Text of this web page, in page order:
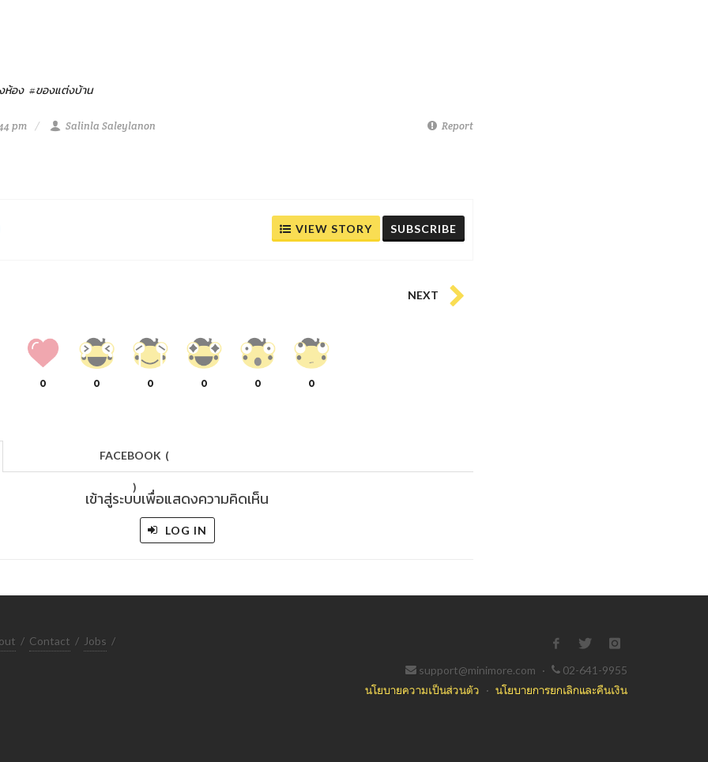
ห้อง #ของแต่งบ้าน
pm Salinla Saleylanon Report
VIEW STORY SUBSCRIBE
NEXT
0 0 0 0 0 0
FACEBOOK (
)
เข้าสู่ระบบเพื่อแสดงความคิดเห็น
LOG IN
/ Contact / Jobs /
support@minimore.com ·
02-641-9955
นโยบายความเป็นส่วนตัว · นโยบายการยกเลิกและคืนเงิน